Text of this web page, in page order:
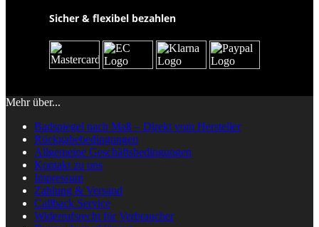
Sicher & flexibel bezahlen
Mehr über...
Badspiegel nach Maß – Direkt vom Hersteller
Rückgabebedingungen
Allgemeine Geschäftsbedingungen
Kontakt zu uns
Impressum
Zahlung & Versand
Callback Service
Widerrufsrecht für Verbraucher